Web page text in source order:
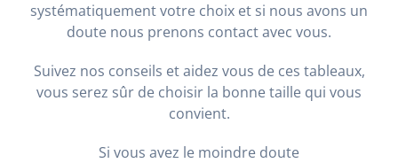
systématiquement votre choix et si nous avons un
doute nous prenons contact avec vous.
Suivez nos conseils et aidez vous de ces tableaux,
vous serez sûr de choisir la bonne taille qui vous
convient.
Si vous avez le moindre doute